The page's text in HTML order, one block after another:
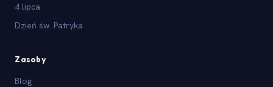
4 lipca
Dzień św. Patryka
Zasoby
Blog